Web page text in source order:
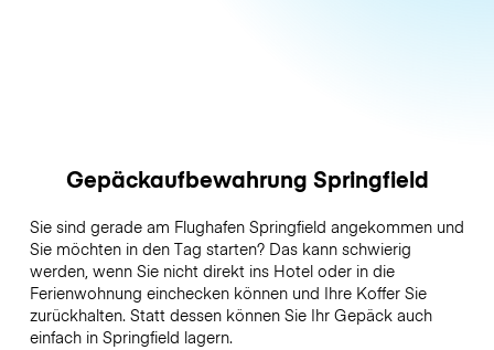
Gepäckaufbewahrung Springfield
Sie sind gerade am Flughafen Springfield angekommen und
Sie möchten in den Tag starten? Das kann schwierig
werden, wenn Sie nicht direkt ins Hotel oder in die
Ferienwohnung einchecken können und Ihre Koffer Sie
zurückhalten. Statt dessen können Sie Ihr Gepäck auch
einfach in Springfield lagern.